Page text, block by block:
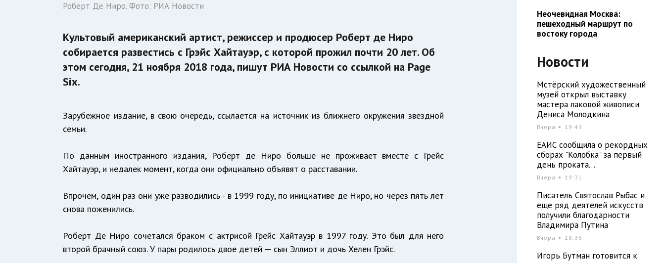
Роберт Де Ниро. Фото: РИА Новости
Культовый американский артист, режиссер и продюсер Роберт де Ниро
собирается развестись с Грэйс Хайтауэр, с которой прожил почти 20 лет. Об
этом сегодня, 21 ноября 2018 года, пишут РИА Новости со ссылкой на Page
Six.
Зарубежное издание, в свою очередь, ссылается на источник из ближнего окружения звездной
семьи.
По данным иностранного издания, Роберт де Ниро больше не проживает вместе с Грейс
Хайтауэр, и недалек момент, когда они официально объявят о расставании.
Впрочем, один раз они уже разводились - в 1999 году, по инициативе де Ниро, но через пять лет
снова поженились.
Роберт Де Ниро сочетался браком с актрисой Грейс Хайтауэр в 1997 году. Это был для него
второй брачный союз. У пары родилось двое детей — сын Эллиот и дочь Хелен Грэйс.
Неочевидная Москва:
пешеходный маршрут по
востоку города
Новости
Мстёрский художественный
музей открыл выставку
мастера лаковой живописи
Дениса Молодкина
Вчера 19:49
ЕАИС сообщила о рекордных
сборах "Колобка" за первый
день проката…
Вчера 19:31
Писатель Святослав Рыбас и
еще ряд деятелей искусств
получили благодарности
Владимира Путина
Вчера 18:36
Игорь Бутман готовится к